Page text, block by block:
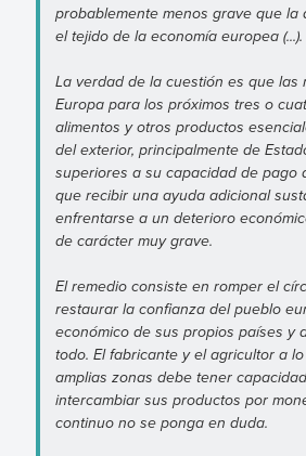
probablemente menos grave que la
el tejido de la economía europea (...).
La verdad de la cuestión es que las
Europa para los próximos tres o
alimentos y otros productos
del exterior, principalmente de
superiores a su capacidad de pago
que recibir una ayuda adicional
enfrentarse a un deterioro
de carácter muy grave.
El remedio consiste en romper el
restaurar la confianza del pueblo
económico de sus propios países y
todo. El fabricante y el agricultor a
amplias zonas debe tener
intercambiar sus productos por
continuo no se ponga en duda.